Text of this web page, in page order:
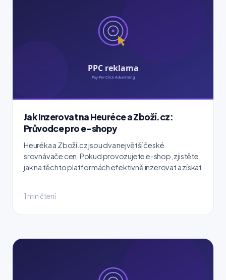
Jak inzerovat na Heuréce a Zboží.cz:
Průvodce pro e-shopy
Heuréka a Zboží.cz jsou dva největší české
srovnávače cen. Pokud provozujete e-shop, zjistěte,
jak na těchto platformách efektivně inzerovat a získat
1 min čtení